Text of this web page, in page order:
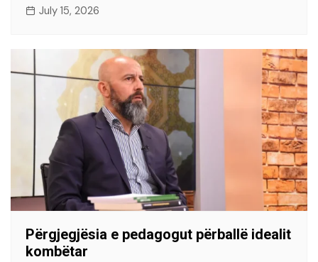
July 15, 2026
Përgjegjësia e pedagogut përballë idealit
kombëtar